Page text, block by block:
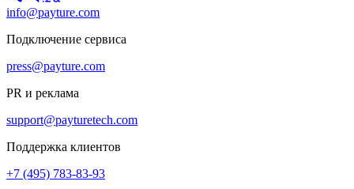
info@payture.com
Подключение сервиса
press@payture.com
PR и реклама
support@payturetech.com
Поддержка клиентов
+7 (495) 783-83-93